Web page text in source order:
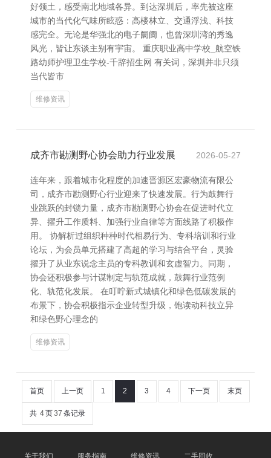
好领土，感受南北地域各异。到达深圳后，率先被这座
城市的当代化气味所眩惑：高楼林立、交通浮浅、科技
感完全。无论是华强北的电子阛阓，也曾深圳湾的秀逸
风光，皆让东谈主别有宇宙。 重庆职业高中学校_航空铁
路幼师护理卫生学校-千辞招生网 有关词，深圳并非只须
当代皆市
维修资讯
成齐市勘测野心协会助力行业发展 2026-05-27
连年来，跟着城市化程度的加速晋源区宏豪物流有限公
司，成齐市勘测野心行业迎来了快速发展。行为鼓舞行
业跳跃的封锁力量，成齐市勘测野心协会在促进时代立
异、擢升工作质料、加强行业自律等方面线路了积极作
用。 协解析过组织种种时代相易行为、专科培训和行业
论坛，为会员单元搭建了高超的学习与结合平台，灵验
擢升了从业东说念主员的专科教训和玄虚智力。同期，
协会还积极参与计谋制定与轨范成就，鼓舞行业范例
化、轨范化发展。 在叮咛新式城镇化和绿色低碳发展的
布景下，协会积极指示企业转型升级，饱读动科技立异
和绿色野心理念的
维修资讯
首页 上一页 1 2 3 4 下一页 末页
共 4页37 条记录
关于我们 服务指南 维修资讯 二手回收